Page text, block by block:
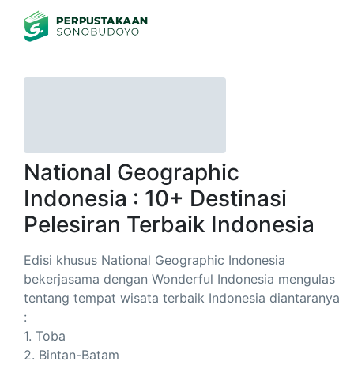
National Geographic
Indonesia : 10+ Destinasi
Pelesiran Terbaik Indonesia
Edisi khusus National Geographic Indonesia
bekerjasama dengan Wonderful Indonesia mengulas
tentang tempat wisata terbaik Indonesia diantaranya
:
1. Toba
2. Bintan-Batam